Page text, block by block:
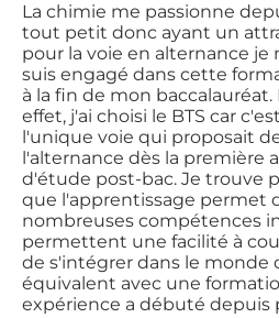
La chimie me passionne
tout petit donc ayant un
pour la voie en alternance je
suis engagé dans cette
à la fin de mon baccalauréat.
effet, j'ai choisi le BTS car c'est
l'unique voie qui proposait
l'alternance dès la première
d'étude post-bac. Je trouve
que l'apprentissage permet
nombreuses compétences
permettent une facilité à
de s'intégrer dans le monde
équivalent avec une
expérience a débuté depuis